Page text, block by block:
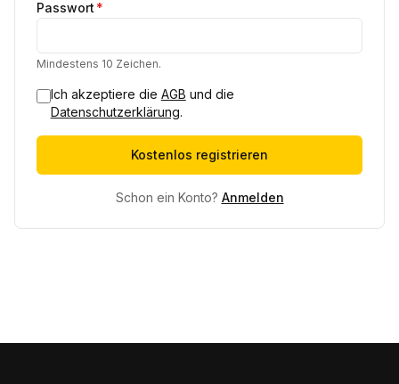
Passwort *
Mindestens 10 Zeichen.
Ich akzeptiere die AGB und die
Datenschutzerklärung.
Kostenlos registrieren
Schon ein Konto? Anmelden